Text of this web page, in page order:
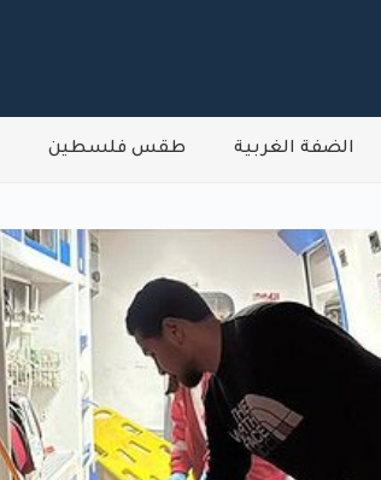
الضفة الغربية طقس فلسطين